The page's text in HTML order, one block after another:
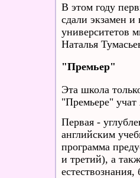
В этом году
сдали экзамен и
университетов
Наталья
"Премьер"
Эта школа
"Премьере"
Первая -
английским
программа
и третий), а